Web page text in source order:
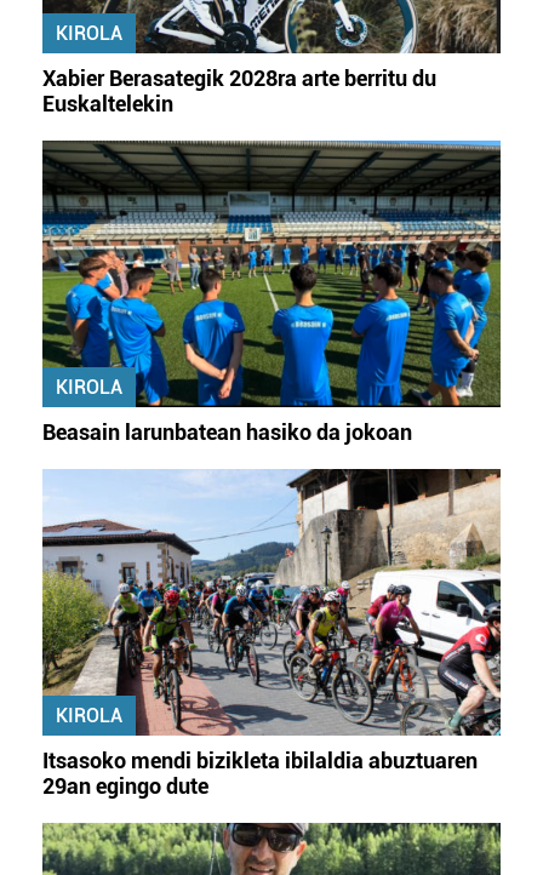
KIROLA
Xabier Berasategik 2028ra arte berritu du
Euskaltelekin
KIROLA
Beasain larunbatean hasiko da jokoan
KIROLA
Itsasoko mendi bizikleta ibilaldia abuztuaren
29an egingo dute